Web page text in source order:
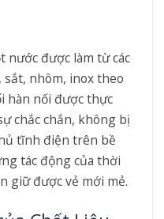
nước được làm từ các
nhôm, inox theo
hàn nối được thực
chắc chắn, không bị
tĩnh điện trên bề
tác động của thời
giữ được vẻ mới mẻ.